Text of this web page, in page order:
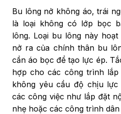
Bu lông nở không áo, trái
là loại không có lớp bọc
lông. Loại bu lông này
nở ra của chính thân bu
cần áo bọc để tạo lực ép.
hợp cho các công trình
không yêu cầu độ chịu
các công việc như lắp đặt
nhẹ hoặc các công trình